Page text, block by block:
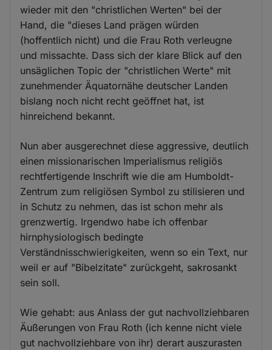
wieder mit den "christlichen Werten" bei der
Hand, die "dieses Land prägen würden
(hoffentlich nicht) und die Frau Roth verleugne
und missachte. Dass sich der klare Blick auf den
unsäglichen Topic der "christlichen Werte" mit
zunehmender Äquatornähe deutscher Landen
bislang noch nicht recht geöffnet hat, ist
hinreichend bekannt.
Nun aber ausgerechnet diese aggressive, deutlich
einen missionarischen Imperialismus religiös
rechtfertigende Inschrift wie die am Humboldt-
Zentrum zum religiösen Symbol zu stilisieren und
in Schutz zu nehmen, das ist schon mehr als
grenzwertig. Irgendwo habe ich offenbar
hirnphysiologisch bedingte
Verständnisschwierigkeiten, wenn so ein Text, nur
weil er auf "Bibelzitate" zurückgeht, sakrosankt
sein soll.
Wie gehabt: aus Anlass der gut nachvollziehbaren
Äußerungen von Frau Roth (ich kenne nicht viele
gut nachvollziehbare von ihr) derart auszurasten